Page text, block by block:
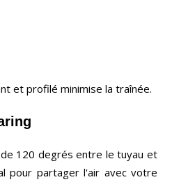
et profilé minimise la traînée.
de 120 degrés entre le tuyau et
pour partager l'air avec votre